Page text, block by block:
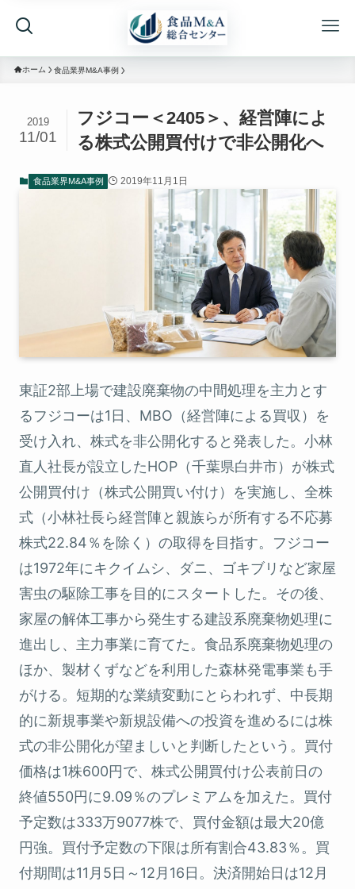
ホーム 食品業界M&A事例
フジコー＜2405＞、経営陣によ
る株式公開買付けで非公開化へ
2019
11/01
食品業界M&A事例 2019年11月1日
東証2部上場で建設廃棄物の中間処理を主力とす
るフジコーは1日、MBO（経営陣による買収）を
受け入れ、株式を非公開化すると発表した。小林
直人社長が設立したHOP（千葉県白井市）が株式
公開買付け（株式公開買い付け）を実施し、全株
式（小林社長ら経営陣と親族らが所有する不応募
株式22.84％を除く）の取得を目指す。フジコー
は1972年にキクイムシ、ダニ、ゴキブリなど家屋
害虫の駆除工事を目的にスタートした。その後、
家屋の解体工事から発生する建設系廃棄物処理に
進出し、主力事業に育てた。食品系廃棄物処理の
ほか、製材くずなどを利用した森林発電事業も手
がける。短期的な業績変動にとらわれず、中長期
的に新規事業や新規設備への投資を進めるには株
式の非公開化が望ましいと判断したという。買付
価格は1株600円で、株式公開買付け公表前日の
終値550円に9.09％のプレミアムを加えた。買付
予定数は333万9077株で、買付金額は最大20億
円強。買付予定数の下限は所有割合43.83％。買
付期間は11月5日～12月16日。決済開始日は12月